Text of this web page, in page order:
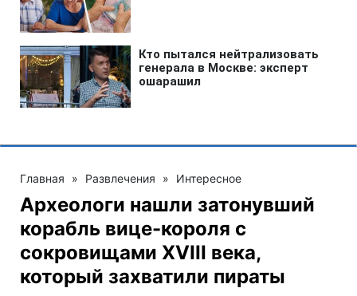
Главная » Развлечения » Интересное
Археологи нашли затонувший
корабль вице-короля с
сокровищами XVIII века,
который захватили пираты